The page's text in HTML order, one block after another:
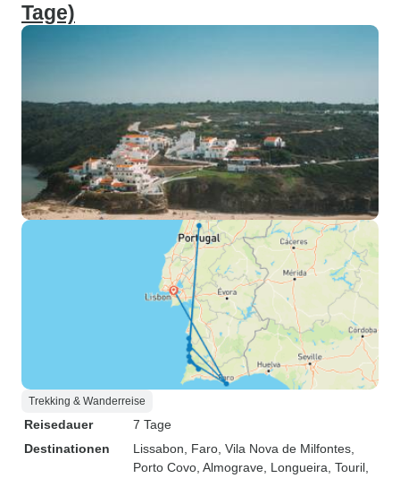
Tage)
Trekking & Wanderreise
Reisedauer
7 Tage
Destinationen
Lissabon , Faro , Vila Nova de Milfontes
Porto Covo , Almograve , Longueira , Touril